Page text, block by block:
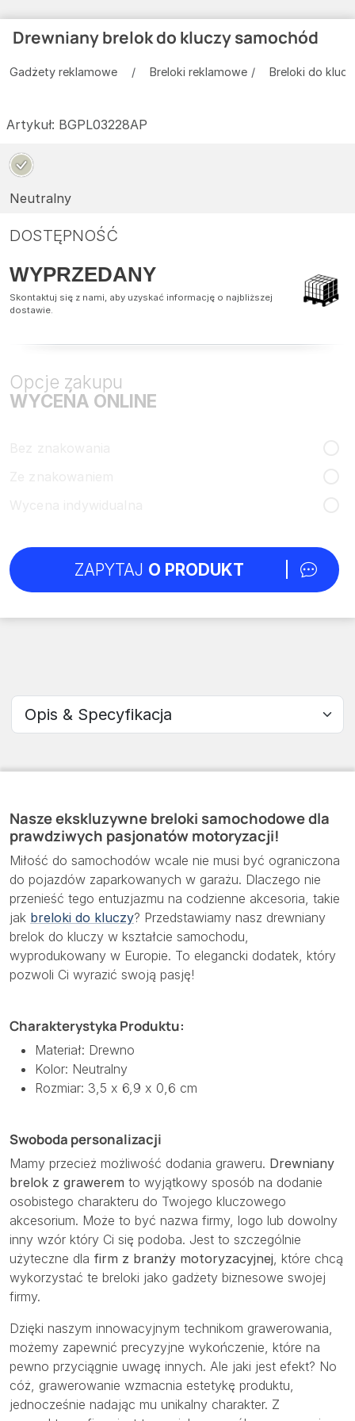
Drewniany brelok do kluczy samochód
Nasze ekskluzywne breloki samochodowe dla
prawdziwych pasjonatów motoryzacji!
Miłość do samochodów wcale nie musi być ograniczona
do pojazdów zaparkowanych w garażu. Dlaczego nie
przenieść tego entuzjazmu na codzienne akcesoria, takie
jak breloki do kluczy? Przedstawiamy nasz drewniany
brelok do kluczy w kształcie samochodu,
wyprodukowany w Europie. To elegancki dodatek, który
pozwoli Ci wyrazić swoją pasję!
Charakterystyka Produktu:
Materiał: Drewno
Kolor: Neutralny
Rozmiar: 3,5 x 6,9 x 0,6 cm
Swoboda personalizacji
Mamy przecież możliwość dodania graweru. Drewniany
brelok z grawerem to wyjątkowy sposób na dodanie
osobistego charakteru do Twojego kluczowego
akcesorium. Może to być nazwa firmy, logo lub dowolny
inny wzór który Ci się podoba. Jest to szczególnie
użyteczne dla firm z branży motoryzacyjnej, które chcą
wykorzystać te breloki jako gadżety biznesowe swojej
firmy.
Dzięki naszym innowacyjnym technikom grawerowania,
możemy zapewnić precyzyjne wykończenie, które na
pewno przyciągnie uwagę innych. Ale jaki jest efekt? No
cóż, grawerowanie wzmacnia estetykę produktu,
jednocześnie nadając mu unikalny charakter. Z
Wybierz sekcję
Gadżety reklamowe Breloki reklamowe Breloki do
Artykuł: BGPL03228AP
Neutralny
DOSTĘPNOŚĆ
WYPRZEDANY
Skontaktuj się z nami, aby uzyskać informację o najbliższej
dostawie.
Opcje zakupu
WYCEŃA ONLINE
ZAPYTAJ O PRODUKT